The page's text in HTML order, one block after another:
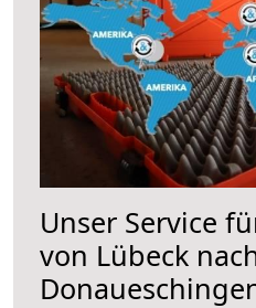
Unser Service
von Lübeck